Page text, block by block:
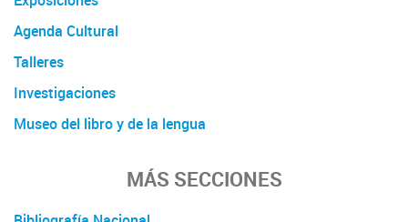
Agenda Cultural
Talleres
Investigaciones
Museo del libro y de la lengua
MÁS SECCIONES